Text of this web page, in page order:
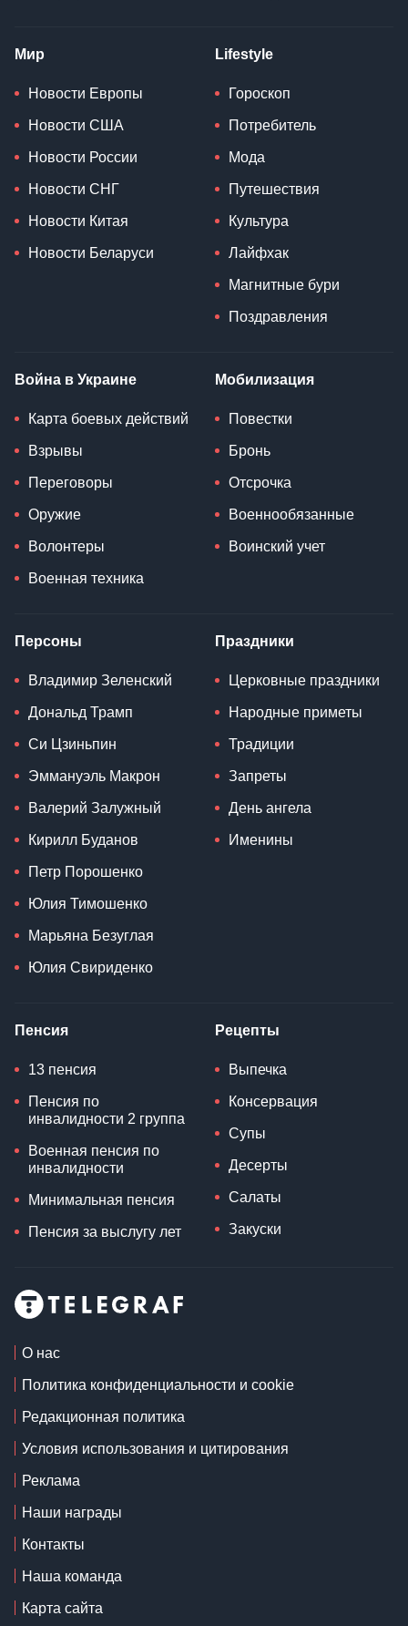
Мир
Новости Европы
Новости США
Новости России
Новости СНГ
Новости Китая
Новости Беларуси
Lifestyle
Гороскоп
Потребитель
Мода
Путешествия
Культура
Лайфхак
Магнитные бури
Поздравления
Война в Украине
Карта боевых действий
Взрывы
Переговоры
Оружие
Волонтеры
Военная техника
Мобилизация
Повестки
Бронь
Отсрочка
Военнообязанные
Воинский учет
Персоны
Владимир Зеленский
Дональд Трамп
Си Цзиньпин
Эммануэль Макрон
Валерий Залужный
Кирилл Буданов
Петр Порошенко
Юлия Тимошенко
Марьяна Безуглая
Юлия Свириденко
Праздники
Церковные праздники
Народные приметы
Традиции
Запреты
День ангела
Именины
Пенсия
13 пенсия
Пенсия по
инвалидности 2 группа
Военная пенсия по
инвалидности
Минимальная пенсия
Пенсия за выслугу лет
Рецепты
Выпечка
Консервация
Супы
Десерты
Салаты
Закуски
О нас
Политика конфиденциальности и cookie
Редакционная политика
Условия использования и цитирования
Реклама
Наши награды
Контакты
Наша команда
Карта сайта